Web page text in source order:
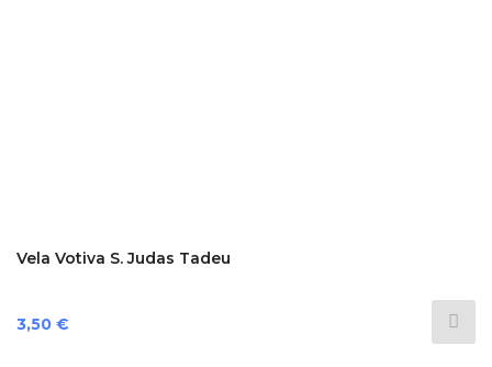
Vela Votiva S. Judas Tadeu
Preço
3,50 €